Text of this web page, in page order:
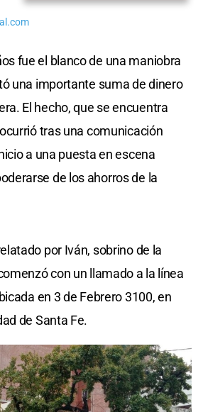
fue el blanco de una maniobra
una importante suma de dinero
El hecho, que se encuentra
tras una comunicación
a una puesta en escena
de los ahorros de la
por Iván, sobrino de la
con un llamado a la línea
en 3 de Febrero 3100, en
de Santa Fe.